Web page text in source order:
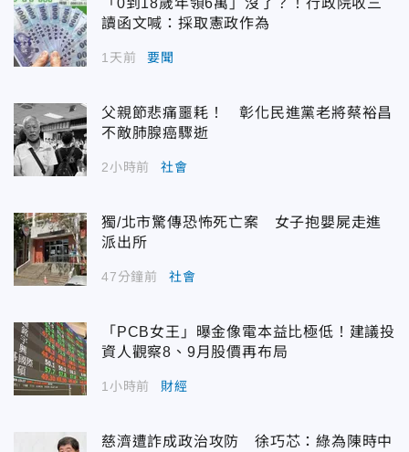
讀函文喊：採取憲政作為
1天前 要聞
父親節悲痛噩耗！ 彰化民進黨老將蔡裕昌
不敵肺腺癌驟逝
2小時前 社會
獨/北市驚傳恐怖死亡案 女子抱嬰屍走進
派出所
47分鐘前 社會
「PCB女王」曝金像電本益比極低！建議投
資人觀察8、9月股價再布局
1小時前 財經
慈濟遭詐成政治攻防 徐巧芯：綠為陳時中